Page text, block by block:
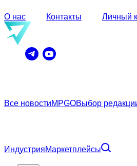
О нас Контакты Личный
Все новостиMPGOВыбор
ИндустрияМаркетплейсы